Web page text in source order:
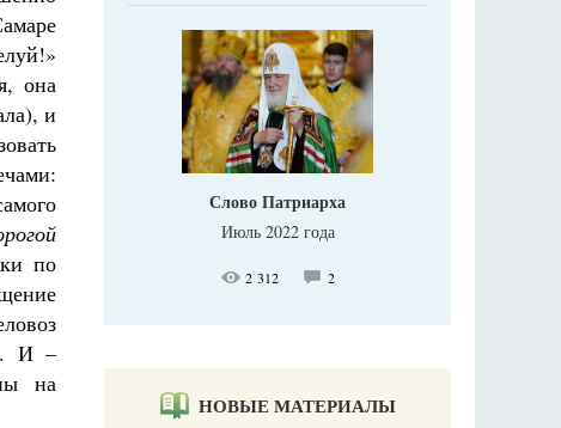
она
и
по
И –
на
Слово Патриарха
Июль 2022 года
2 312 2
НОВЫЕ МАТЕРИАЛЫ